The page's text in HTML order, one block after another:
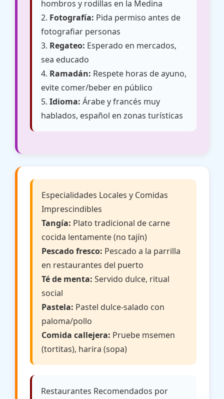
hombros y rodillas en la Medina
2. Fotografía: Pida permiso antes de
fotografiar personas
3. Regateo: Esperado en mercados,
sea educado
4. Ramadán: Respete horas de ayuno,
evite comer/beber en público
5. Idioma: Árabe y francés muy
hablados, español en zonas turísticas
Especialidades Locales y Comidas
Imprescindibles
Tangía: Plato tradicional de carne
cocida lentamente (no tajín)
Pescado fresco: Pescado a la parrilla
en restaurantes del puerto
Té de menta: Servido dulce, ritual
social
Pastela: Pastel dulce-salado con
paloma/pollo
Comida callejera: Pruebe msemen
(tortitas), harira (sopa)
Restaurantes Recomendados por